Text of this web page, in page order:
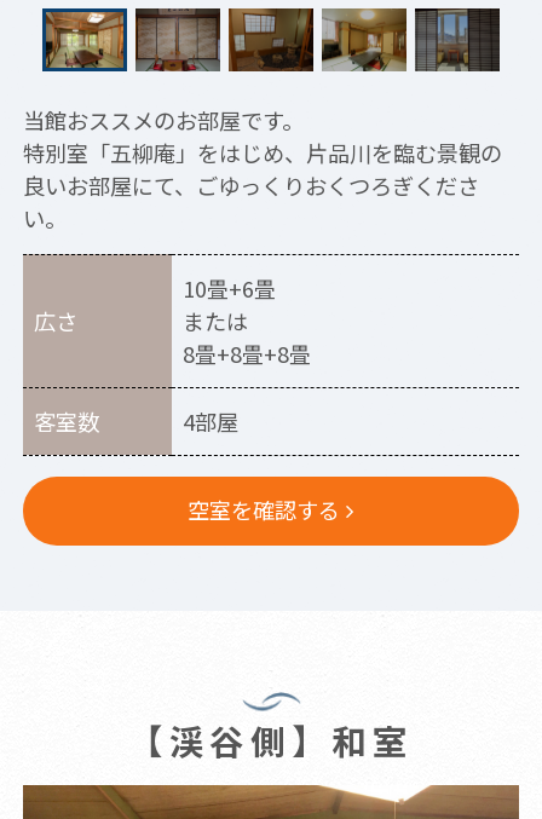
当館おススメのお部屋です。
特別室「五柳庵」をはじめ、片品川を臨む景観の
良いお部屋にて、ごゆっくりおくつろぎくださ
い。
広さ
10畳+6畳
または
8畳+8畳+8畳
客室数 4部屋
空室を確認する
【渓谷側】和室